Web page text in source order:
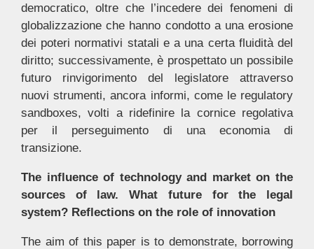
democratico, oltre che l’incedere dei fenomeni di
globalizzazione che hanno condotto a una erosione
dei poteri normativi statali e a una certa fluidità del
diritto; successivamente, è prospettato un possibile
futuro rinvigorimento del legislatore attraverso
nuovi strumenti, ancora informi, come le regulatory
sandboxes, volti a ridefinire la cornice regolativa
per il perseguimento di una economia di
transizione.
The influence of technology and market on the
sources of law. What future for the legal
system? Reflections on the role of innovation
The aim of this paper is to demonstrate, borrowing